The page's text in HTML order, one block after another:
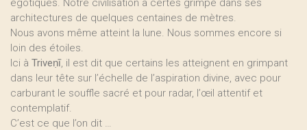
égotiques. Notre civilisation a certes grimpé dans ses
architectures de quelques centaines de mètres.
Nous avons même atteint la lune. Nous sommes encore si
loin des étoiles.
Ici à Triveṇī, il est dit que certains les atteignent en grimpant
dans leur tête sur l’échelle de l’aspiration divine, avec pour
carburant le souffle sacré et pour radar, l’œil attentif et
contemplatif.
C’est ce que l’on dit …